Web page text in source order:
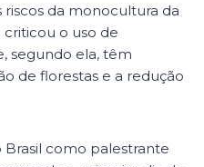
riscos da monocultura da
criticou o uso de
segundo ela, têm
de florestas e a redução
Brasil como palestrante